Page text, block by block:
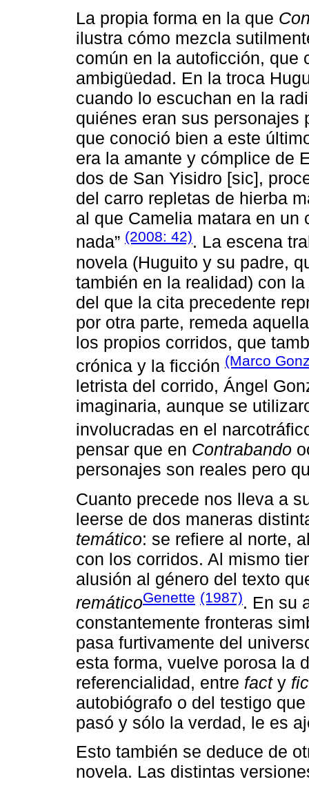
La propia forma en la que
ilustra cómo mezcla
común en la autoficción, que
ambigüedad. En la troca
cuando lo escuchan en la
quiénes eran sus
que conoció bien a este
era la amante y cómplice de
dos de San Yisidro [sic],
del carro repletas de hierba
al que Camelia matara en
nada” (2008: 42). La escena
novela (Huguito y su padre,
también en la realidad) con
del que la cita precedente
por otra parte, remeda
los propios corridos, que
crónica y la ficción (Marco
letrista del corrido, Ángel
imaginaria, aunque se
involucradas en el
pensar que en Contrabando
personajes son reales pero
Cuanto precede nos lleva a
leerse de dos maneras
temático: se refiere al norte,
con los corridos. Al mismo
alusión al género del texto
remáticoGenette (1987). En su
constantemente fronteras
pasa furtivamente del
esta forma, vuelve porosa la
referencialidad, entre facty
autobiógrafo o del testigo
pasó y sólo la verdad, le es
Esto también se deduce de
novela. Las distintas